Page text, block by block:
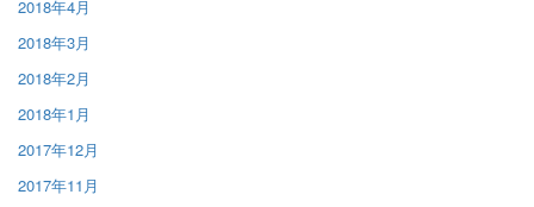
2018年4月
2018年3月
2018年2月
2018年1月
2017年12月
2017年11月